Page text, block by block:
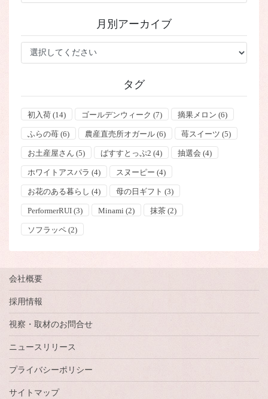
ー
月別アーカイブ
タグ
初入荷(14) ゴールデンウィーク (7) 摘果メロン (6)
ふらの苺(6) 農産直売所オガール(6) 苺スイーツ (5)
お土産屋さん (5) ばすすとっぷ2 (4) 抽選会 (4)
ホワイトアスパラ (4) スヌーピー (4)
お花のある暮らし (4) 母の日ギフト (3)
PerformerRUI(3) Minami (2) 抹茶(2)
ソフラッペ(2)
会社概要
採用情報
視察・取材のお問合せ
ニュースリリース
プライバシーポリシー
サイトマップ